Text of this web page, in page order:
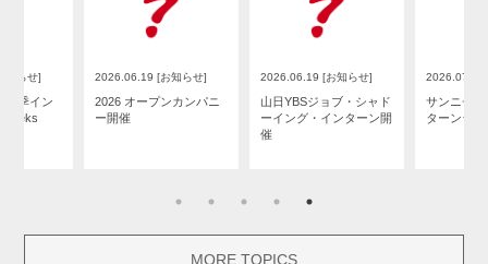
お知らせ]
ンカンパニ
2026.06.19 [お知らせ]
山日YBSジョブ・シャド
ーイング・インターン開
2026.07.14 [お知らせ]
サンニチ印刷5Daysイン
ターンシップ開催
山梨放
「ＹＢ
MORE TOPICS